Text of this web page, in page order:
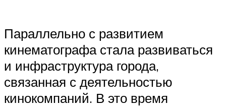
Параллельно с развитием
кинематографа стала развиваться
и инфраструктура города,
связанная с деятельностью
кинокомпаний. В это время